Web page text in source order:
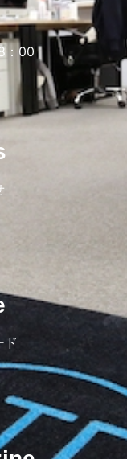
：00
ド